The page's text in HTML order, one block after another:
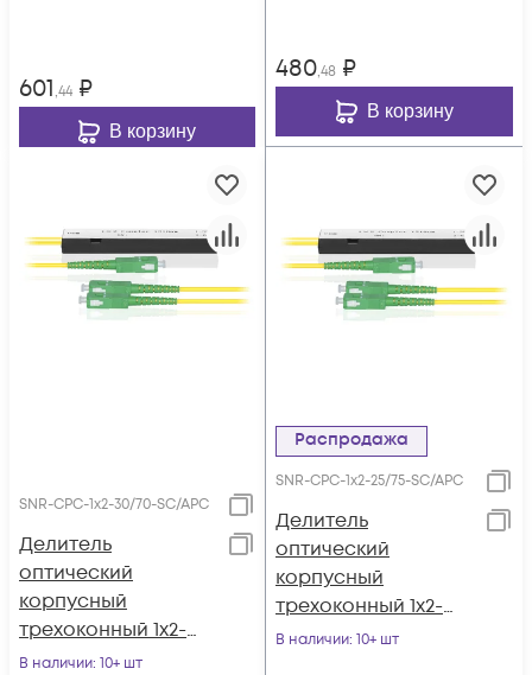
601,44 ₽
В корзину
480,48 ₽
В корзину
SNR-CPC-1x2-30/70-SC/APC
Делитель
оптический
корпусный
трехоконный 1х2-
30/70 SC/APC
В наличии: 10+ шт
Распродажа
SNR-CPC-1x2-25/75-SC/APC
Делитель
оптический
корпусный
трехоконный 1х2-
25/75 SC/APC
В наличии: 10+ шт